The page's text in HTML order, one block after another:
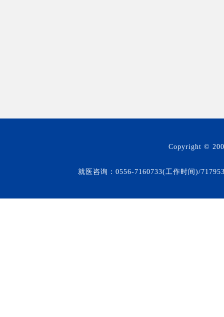
Copyright ©
就医咨询：0556-7160733(工作时间)/